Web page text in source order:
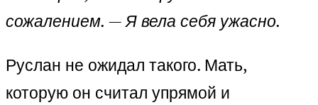
сожалением. — Я вела себя ужасно.
Руслан не ожидал такого. Мать,
которую он считал упрямой и